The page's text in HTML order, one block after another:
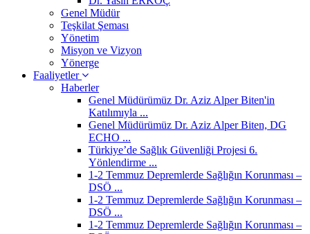
Genel Müdür
Teşkilat Şeması
Yönetim
Misyon ve Vizyon
Yönerge
Faaliyetler
Haberler
Genel Müdürümüz Dr. Aziz Alper Biten'in
Katılımıyla ...
Genel Müdürümüz Dr. Aziz Alper Biten, DG
ECHO ...
Türkiye’de Sağlık Güvenliği Projesi 6.
Yönlendirme ...
1-2 Temmuz Depremlerde Sağlığın Korunması –
DSÖ ...
1-2 Temmuz Depremlerde Sağlığın Korunması –
DSÖ ...
1-2 Temmuz Depremlerde Sağlığın Korunması –